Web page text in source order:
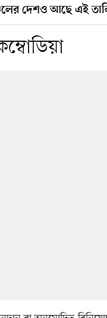
দেশও আছে এই